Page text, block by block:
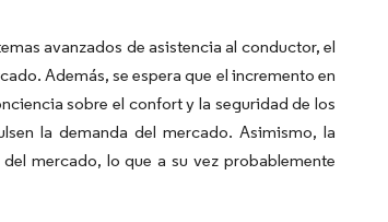
avanzados de asistencia al conductor, el
Además, se espera que el incremento en
sobre el confort y la seguridad de los
la demanda del mercado. Asimismo, la
mercado, lo que a su vez probablemente